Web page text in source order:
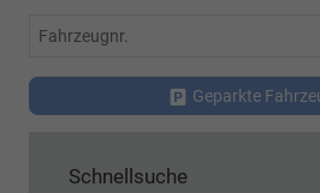
Fahrzeugnr.
Geparkte
Schnellsuche